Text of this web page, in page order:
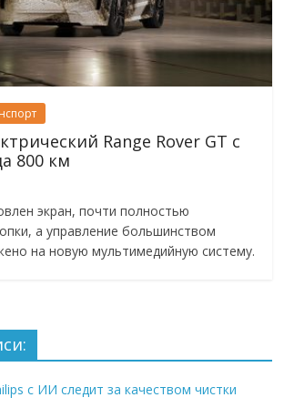
Range Rover GT с
800 км
экран, почти полностью
а управление большинством
на новую мультимедийную систему.
с ИИ следит за качеством чистки